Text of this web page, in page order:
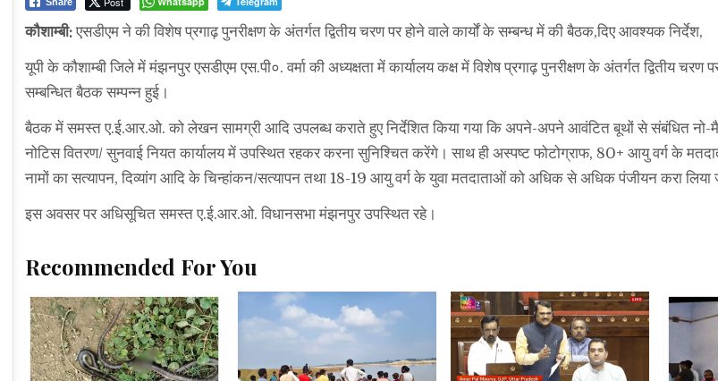
कौशाम्बी:एसडीएम ने की विशेष प्रगाढ़ पुनरीक्षण के अंतर्गत द्वितीय चरण पर होने वाले कार्यों के सम्बन्ध में की बैठक,दिए आवश्यक निर्देश,
यूपी के कौशाम्बी जिले में मंझनपुर एसडीएम एस.पी०. वर्मा की अध्यक्षता में कार्यालय कक्ष में विशेष प्रगाढ़ पुनरीक्षण के अंतर्गत द्वितीय चरण
सम्बन्धित बैठक सम्पन्न हुई।
बैठक में समस्त ए.ई.आर.ओ. को लेखन सामग्री आदि उपलब्ध कराते हुए निर्देशित किया गया कि अपने-अपने आवंटित बूथों से संबंधित नो-
नोटिस वितरण/ सुनवाई नियत कार्यालय में उपस्थित रहकर करना सुनिश्चित करेंगे। साथ ही अस्पष्ट फोटोग्राफ, 80+ आयु वर्ग के
नामों का सत्यापन, दिव्यांग आदि के चिन्हांकन/सत्यापन तथा 18-19 आयु वर्ग के युवा मतदाताओं को अधिक से अधिक पंजीयन करा लिया
इस अवसर पर अधिसूचित समस्त ए.ई.आर.ओ. विधानसभा मंझनपुर उपस्थित रहे।
Recommended For You